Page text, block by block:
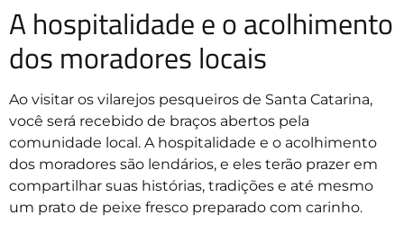
A hospitalidade e o acolhimento
dos moradores locais
Ao visitar os vilarejos pesqueiros de Santa Catarina,
você será recebido de braços abertos pela
comunidade local. A hospitalidade e o acolhimento
dos moradores são lendários, e eles terão prazer em
compartilhar suas histórias, tradições e até mesmo
um prato de peixe fresco preparado com carinho.